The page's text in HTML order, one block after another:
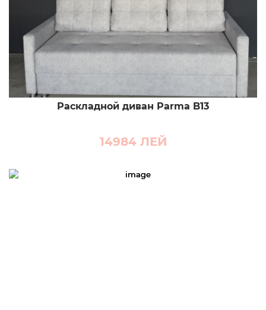
Раскладной диван Parma B13
14984 ЛЕЙ